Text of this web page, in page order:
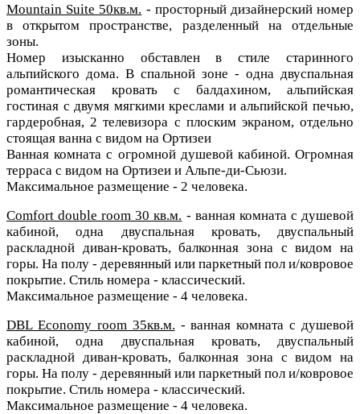
Mountain Suite 50кв.м. - просторный дизайнерский номер
в открытом пространстве, разделенный на отдельные
зоны.
Номер изысканно обставлен в стиле старинного
альпийского дома. В спальной зоне - одна двуспальная
романтическая кровать с балдахином, альпийская
гостиная с двумя мягкими креслами и альпийской печью,
гардеробная, 2 телевизора с плоским экраном, отдельно
стоящая ванна с видом на Ортизеи
Ванная комната с огромной душевой кабиной. Огромная
терраса с видом на Ортизеи и Альпе-ди-Сьюзи.
Максимальное размещение - 2 человека.
Comfort double room 30 кв.м. - ванная комната с душевой
кабиной, одна двуспальная кровать, двуспальный
раскладной диван-кровать, балконная зона с видом на
горы. На полу - деревянный или паркетный пол и/ковровое
покрытие. Стиль номера - классический.
Максимальное размещение - 4 человека.
DBL Economy room 35кв.м. - ванная комната с душевой
кабиной, одна двуспальная кровать, двуспальный
раскладной диван-кровать, балконная зона с видом на
горы. На полу - деревянный или паркетный пол и/ковровое
покрытие. Стиль номера - классический.
Максимальное размещение - 4 человека.